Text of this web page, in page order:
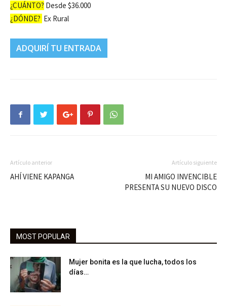
¿CUÁNTO? Desde $36.000
¿DÓNDE? Ex Rural
ADQUIRÍ TU ENTRADA
Artículo anterior
AHÍ VIENE KAPANGA
Artículo siguiente
MI AMIGO INVENCIBLE
PRESENTA SU NUEVO DISCO
MOST POPULAR
Mujer bonita es la que lucha, todos los
días…